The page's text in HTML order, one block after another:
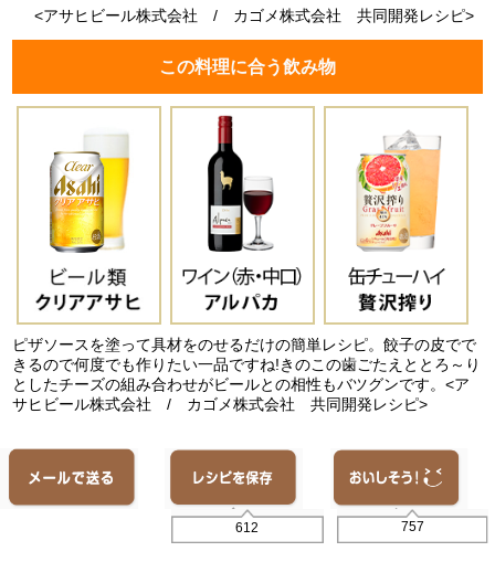
<アサヒビール株式会社 / カゴメ株式会社 共同開発レシピ>
この料理に合う飲み物
ピザソースを塗って具材をのせるだけの簡単レシピ。餃子の皮でで
きるので何度でも作りたい一品ですね!きのこの歯ごたえととろ～り
としたチーズの組み合わせがビールとの相性もバツグンです。<ア
サヒビール株式会社 / カゴメ株式会社 共同開発レシピ>
612 757